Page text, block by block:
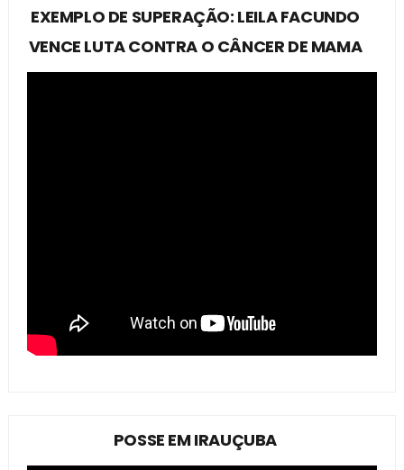
EXEMPLO DE SUPERAÇÃO: LEILA FACUNDO
VENCE LUTA CONTRA O CÂNCER DE MAMA
POSSE EM IRAUÇUBA